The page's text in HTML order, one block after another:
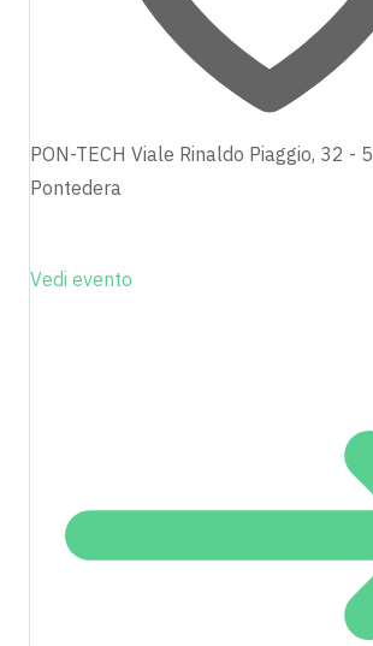
PON-TECH Viale Rinaldo Piaggio, 32 -
Pontedera
Vedi evento